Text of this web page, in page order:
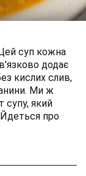
суп кожна
додає
кислих слив,
Ми ж
супу, який
Йдеться про